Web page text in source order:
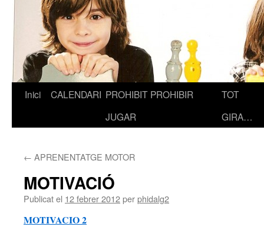
Vés
Inici CALENDARI PROHIBIT PROHIBIR
JUGAR
TOT
GIRA…
← APRENENTATGE MOTOR
MOTIVACIÓ
Publicat el 12 febrer 2012perphidalg2
MOTIVACIO 2